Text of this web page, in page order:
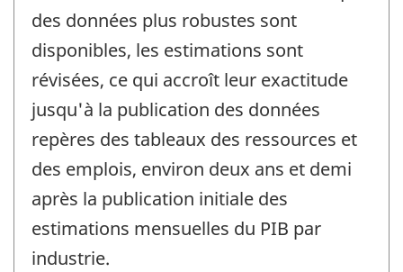
des données plus robustes sont
disponibles, les estimations sont
révisées, ce qui accroît leur exactitude
jusqu'à la publication des données
repères des tableaux des ressources et
des emplois, environ deux ans et demi
après la publication initiale des
estimations mensuelles du PIB par
industrie.